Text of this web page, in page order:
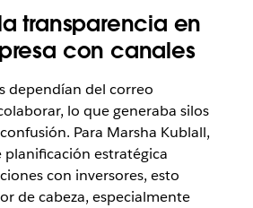
transparencia en
con canales
dependían del correo
lo que generaba silos
Para Marsha Kublall,
estratégica
con inversores, esto
de cabeza, especialmente